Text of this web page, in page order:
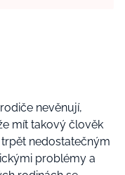
nevěnují,
mít takový člověk
nedostatečným
problémy a